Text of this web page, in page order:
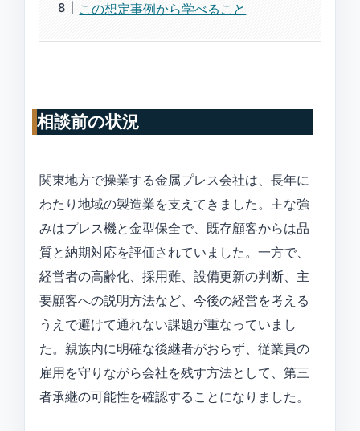
この想定事例から学べること
相談前の状況
関東地方で操業する金属プレス会社は、長年に
わたり地域の製造業を支えてきました。主な強
みはプレス機と金型保全で、既存顧客からは品
質と納期対応を評価されていました。一方で、
経営者の高齢化、採用難、設備更新の判断、主
要顧客への説明方法など、今後の経営を考える
うえで避けて通れない課題が重なっていまし
た。親族内に明確な後継者がおらず、従業員の
雇用を守りながら会社を残す方法として、第三
者承継の可能性を確認することになりました。